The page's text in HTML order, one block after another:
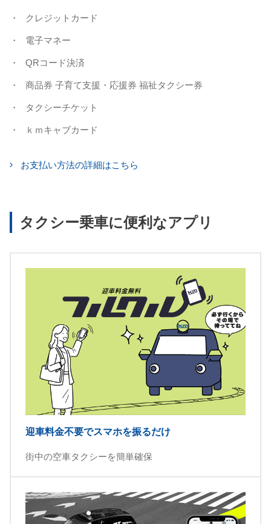
クレジットカード
電子マネー
QRコード決済
商品券 子育て支援・応援券 福祉タクシー券
タクシーチケット
ｋｍキャブカード
お支払い方法の詳細はこちら
タクシー乗車に便利なアプリ
迎車料金不要でスマホを振るだけ
街中の空車タクシーを簡単確保